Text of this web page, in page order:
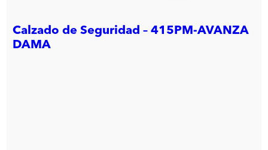
Calzado de Seguridad – 415PM-AVANZA
DAMA